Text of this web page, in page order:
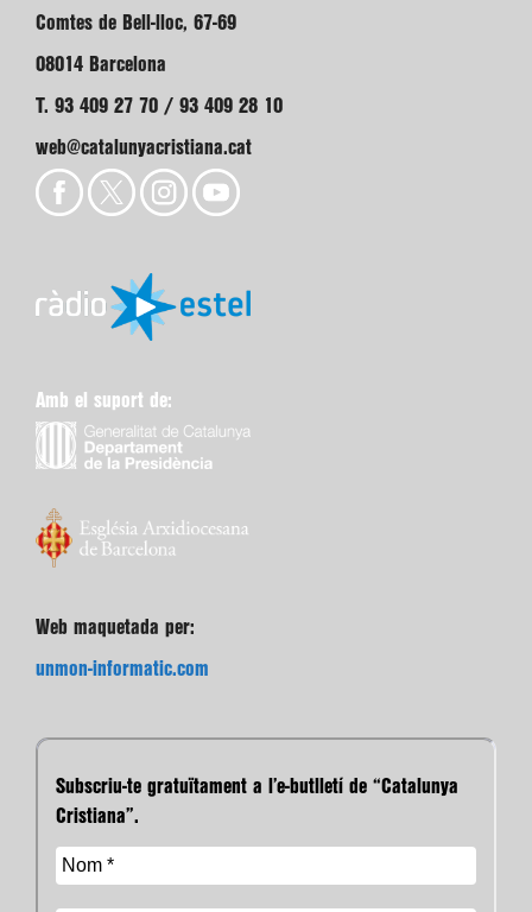
Comtes de Bell-lloc, 67-69
08014 Barcelona
T. 93 409 27 70 / 93 409 28 10
web@catalunyacristiana.cat
Amb el suport de:
Web maquetada per:
unmon-informatic.com
Subscriu-te gratuïtament a l’e-butlletí de “Catalunya
Cristiana”.